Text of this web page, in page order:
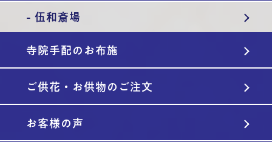
- 伍和斎場
寺院手配のお布施
ご供花・お供物のご注文
お客様の声